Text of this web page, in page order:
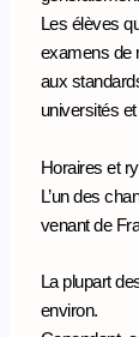
Les élèves
examens de
aux
universités
Horaires et
L’un des
venant de
La plupart
environ.